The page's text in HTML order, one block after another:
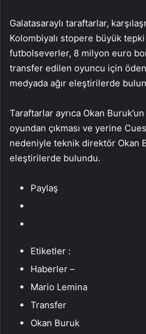
Galatasaraylı taraftarlar,
Kolombiyalı stopere büyük tepki
futbolseverler, 8 milyon euro
transfer edilen oyuncu için
medyada ağır eleştirilerde
Taraftarlar ayrıca Okan
oyundan çıkması ve yerine
nedeniyle teknik direktör Okan
eleştirilerde bulundu.
Paylaş
Etiketler :
Haberler –
Mario Lemina
Transfer
Okan Buruk